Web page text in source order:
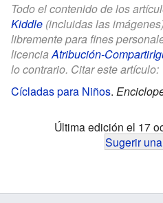
Todo el contenido de los
Kiddle (incluidas las
libremente para fines
licenciaAtribución-
lo contrario. Citar este artículo:
Cícladas para Niños.
Última edición el 17
Sugerir